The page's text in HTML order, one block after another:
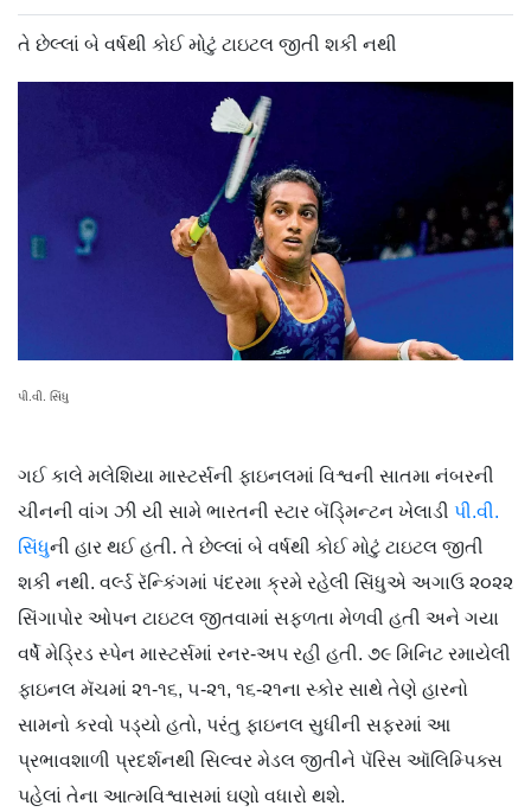
તે છેલ્લાં બે વર્ષથી કોઈ મોટું ટાઇટલ જીતી શકી નથી
પી.વી. સિંધુ
ગઈ કાલે મલેશિયા માસ્ટર્સની ફાઇનલમાં વિશ્વની સાતમા નંબરની
ચીનની વાંગ ઝી યી સામે ભારતની સ્ટાર બૅડ્‍મિન્ટન ખેલાડી પી.વી.
સિંધુની હાર થઈ હતી. તે છેલ્લાં બે વર્ષથી કોઈ મોટું ટાઇટલ જીતી
શકી નથી. વર્લ્ડ રૅન્કિંગમાં પંદરમા ક્રમે રહેલી સિંધુએ અગાઉ ૨૦૨૨
સિંગાપોર ઓપન ટાઇટલ જીતવામાં સફળતા મેળવી હતી અને ગયા
વર્ષે મેડ્રિડ સ્પેન માસ્ટર્સમાં રનર-અપ રહી હતી. ૭૯ મિનિટ રમાયેલી
ફાઇનલ મૅચમાં ૨૧-૧૬, ૫-૨૧, ૧૬-૨૧ના સ્કોર સાથે તેણે હારનો
સામનો કરવો પડ્યો હતો, પરંતુ ફાઇનલ સુધીની સફરમાં આ
પ્રભાવશાળી પ્રદર્શનથી સિલ્વર મેડલ જીતીને પૅરિસ ઑલિમ્પિક્સ
પહેલાં તેના આત્મવિશ્વાસમાં ઘણો વધારો થશે.